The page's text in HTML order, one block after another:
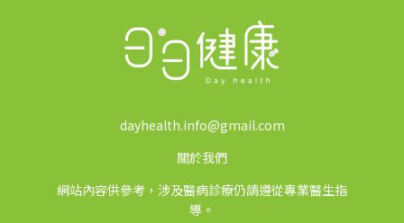
dayhealth.info@gmail.com
關於我們
網站內容供參考，涉及醫病診療仍請遵從專業醫生指
導。